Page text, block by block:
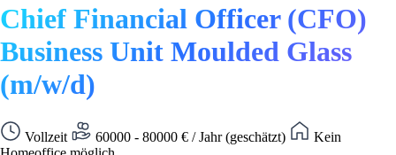
Chief Financial Officer (CFO)
Business Unit Moulded Glass
(m/w/d)
Vollzeit 60000 - 80000 € / Jahr (geschätzt)
Kein